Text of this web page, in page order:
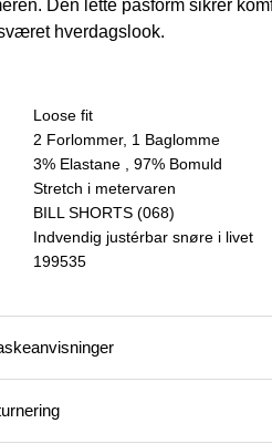
Den lette pasform sikrer
hverdagslook.
Loose fit
2 Forlommer, 1 Baglomme
3% Elastane
, 97% Bomuld
Stretch i metervaren
BILL SHORTS (068)
Indvendig justérbar snøre i livet
199535